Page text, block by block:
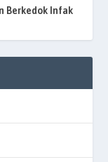
Berkedok Infak